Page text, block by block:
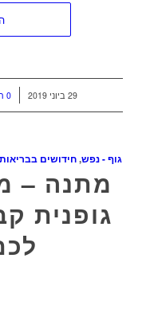
29 ביוני 2019
/ 0 תגובות
גוף - נפש,חידושים
מתנה –
גופנית